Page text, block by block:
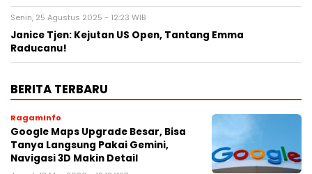
Senin, 25 Agustus 2025 - 12:23 WIB
Janice Tjen: Kejutan US Open, Tantang Emma
Raducanu!
BERITA TERBARU
RagamInfo
Google Maps Upgrade Besar, Bisa
Tanya Langsung Pakai Gemini,
Navigasi 3D Makin Detail